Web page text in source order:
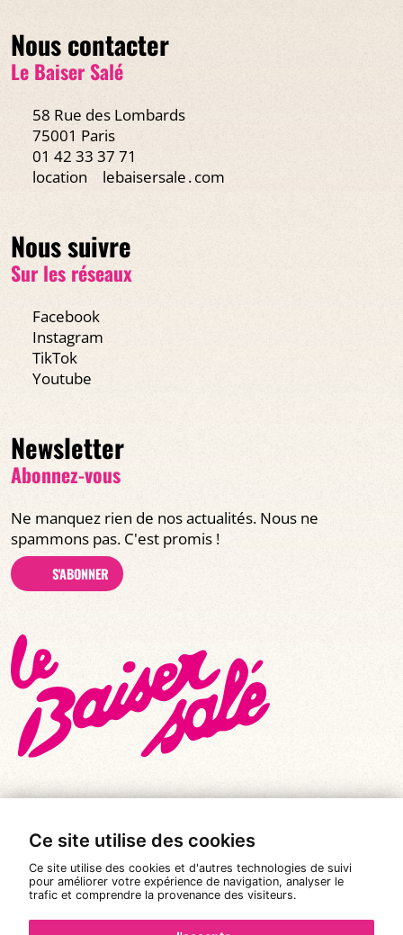
Ce site utilise des cookies
Ce site utilise des cookies et d'autres technologies de suivi
pour améliorer votre expérience de navigation, analyser le
trafic et comprendre la provenance des visiteurs.
Nous contacter
Le Baiser Salé
58 Rue des Lombards
75001 Paris
01 42 33 37 71
location
lebaisersale․com
Nous suivre
Sur les réseaux
Facebook
Instagram
TikTok
Youtube
Newsletter
Abonnez-vous
Ne manquez rien de nos actualités. Nous ne
spammons pas. C'est promis !
S'ABONNER
© Tous droits réservés 2026 |
Le Baiser Salé
Mentions légales
Politique de confidentialité
Conditions Générales de Vente